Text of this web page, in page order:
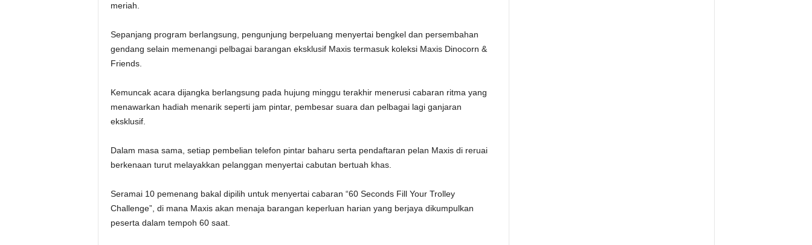
meriah.
Sepanjang program berlangsung, pengunjung berpeluang menyertai bengkel dan persembahan
gendang selain memenangi pelbagai barangan eksklusif Maxis termasuk koleksi Maxis Dinocorn &
Friends.
Kemuncak acara dijangka berlangsung pada hujung minggu terakhir menerusi cabaran ritma yang
menawarkan hadiah menarik seperti jam pintar, pembesar suara dan pelbagai lagi ganjaran
eksklusif.
Dalam masa sama, setiap pembelian telefon pintar baharu serta pendaftaran pelan Maxis di reruai
berkenaan turut melayakkan pelanggan menyertai cabutan bertuah khas.
Seramai 10 pemenang bakal dipilih untuk menyertai cabaran “60 Seconds Fill Your Trolley
Challenge”, di mana Maxis akan menaja barangan keperluan harian yang berjaya dikumpulkan
peserta dalam tempoh 60 saat.